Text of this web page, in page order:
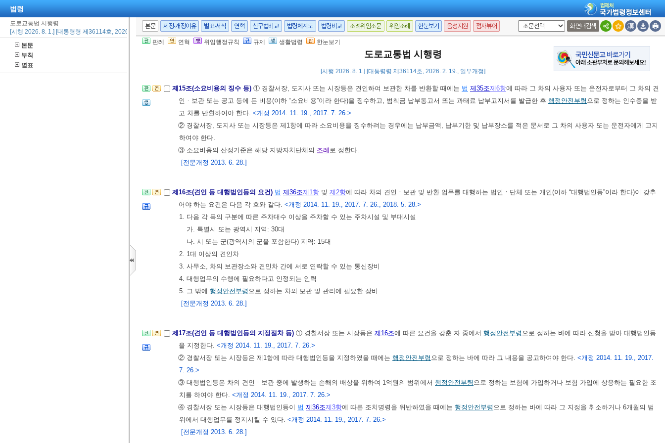
법령
도로교통법 시행령
[시행 2026. 8. 1.] [대통령령 제36114호, 2026. 2. 19., 일부개정]
본문
부칙
별표
본문 제정·개정이유 별표·서식 연혁 신구법비교 법령체계도 법령비교 조례위임조문 위임조례 한눈보기 음성지원 점자뷰어 화면내검색
판례 연혁 위임행정규칙 규제 생활법령 한눈보기
도로교통법 시행령
[시행 2026. 8. 1.] [대통령령 제36114호, 2026. 2. 19., 일부개정]
2. 매각일시
3. 매각방법
4. 매수인의 성명(법인의 경우에는 그 명칭과 대표자의 성명을 말한다. 이하 같다) 및 주소
제15조(소요비용의 징수 등) ① 경찰서장, 도지사 또는 시장등은 견인하여 보관한 차를 반환할 때에는 법 제35조제6항에 따라 그 차의 사용자 또는 운전자로부터 그 차의 견
인ㆍ보관 또는 공고 등에 든 비용(이하 “소요비용”이라 한다)을 징수하고, 범칙금 납부통고서 또는 과태료 납부고지서를 발급한 후 행정안전부령 으로 정하는 인수증을 받
고 차를 반환하여야 한다. <개정 2014. 11. 19., 2017. 7. 26.>
② 경찰서장, 도지사 또는 시장등은 제1항에 따라 소요비용을 징수하려는 경우에는 납부금액, 납부기한 및 납부장소를 적은 문서로 그 차의 사용자 또는 운전자에게 고지
하여야 한다.
③ 소요비용의 산정기준은 해당 지방자치단체의 조례 로 정한다.
[전문개정 2013. 6. 28.]
제16조(견인 등 대행법인등의 요건) 법 제36조제1항 및 제2항에 따라 차의 견인ㆍ보관 및 반환 업무를 대행하는 법인ㆍ단체 또는 개인(이하 “대행법인등”이라 한다)이 갖추
어야 하는 요건은 다음 각 호와 같다. <개정 2014. 11. 19., 2017. 7. 26., 2018. 5. 28.>
1. 다음 각 목의 구분에 따른 주차대수 이상을 주차할 수 있는 주차시설 및 부대시설
가. 특별시 또는 광역시 지역: 30대
나. 시 또는 군(광역시의 군을 포함한다) 지역: 15대
2. 1대 이상의 견인차
3. 사무소, 차의 보관장소와 견인차 간에 서로 연락할 수 있는 통신장비
4. 대행업무의 수행에 필요하다고 인정되는 인력
5. 그 밖에 행정안전부령 으로 정하는 차의 보관 및 관리에 필요한 장비
[전문개정 2013. 6. 28.]
제17조(견인 등 대행법인등의 지정절차 등) ① 경찰서장 또는 시장등은 제16조에 따른 요건을 갖춘 자 중에서 행정안전부령 으로 정하는 바에 따라 신청을 받아 대행법인등
을 지정한다. <개정 2014. 11. 19., 2017. 7. 26.>
② 경찰서장 또는 시장등은 제1항에 따라 대행법인등을 지정하였을 때에는 행정안전부령 으로 정하는 바에 따라 그 내용을 공고하여야 한다. <개정 2014. 11. 19., 2017.
7. 26.>
③ 대행법인등은 차의 견인ㆍ보관 중에 발생하는 손해의 배상을 위하여 1억원의 범위에서 행정안전부령 으로 정하는 보험에 가입하거나 보험 가입에 상응하는 필요한 조
치를 하여야 한다. <개정 2014. 11. 19., 2017. 7. 26.>
④ 경찰서장 또는 시장등은 대행법인등이 법 제36조제3항에 따른 조치명령을 위반하였을 때에는 행정안전부령 으로 정하는 바에 따라 그 지정을 취소하거나 6개월의 범
위에서 대행업무를 정지시킬 수 있다. <개정 2014. 11. 19., 2017. 7. 26.>
[전문개정 2013. 6. 28.]